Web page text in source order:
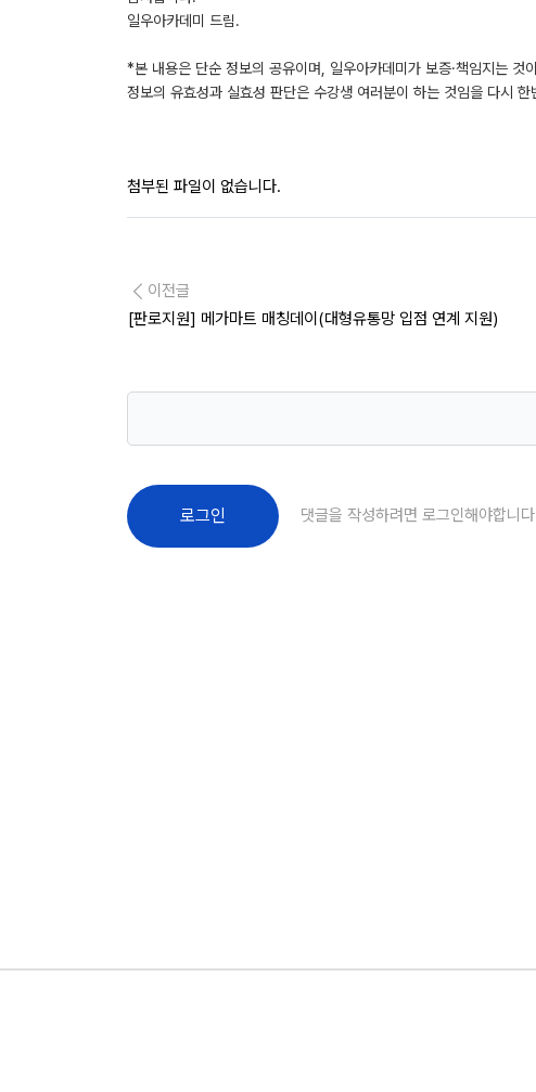
일우아카데미 드림.
*본 내용은 단순 정보의 공유이며, 일우아카데미가 보증·책임지는 것
정보의 유효성과 실효성 판단은 수강생 여러분이 하는 것임을 다시 한
첨부된 파일이 없습니다.
이전글
[판로지원] 메가마트 매칭데이(대형유통망 입점 연계 지원)
로그인 댓글을 작성하려면 로그인해야합니